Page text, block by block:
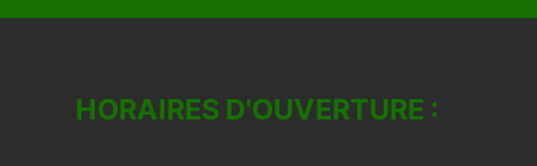
HORAIRES D'OUVERTURE :